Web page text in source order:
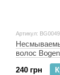
Артикул: BG0049
волос
Hair
240 грн